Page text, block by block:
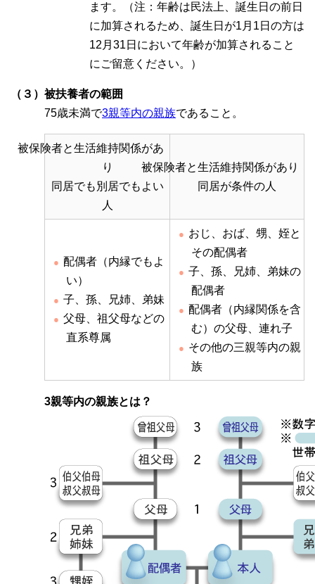
ます。（注：年齢は民法上、誕生日の前日
に加算されるため、誕生日が1月1日の方は
12月31日において年齢が加算されること
にご留意ください。）
（３）被扶養者の範囲
75歳未満で3親等内の親族であること。
被保険者と生活維持関係があ
り
同居でも別居でもよい
人
被保険者と生活維持関係があり
同居が条件の人
配偶者（内縁でもよ
い）
子、孫、兄姉、弟妹
父母、祖父母などの
直系尊属
おじ、おば、甥、姪と
その配偶者
子、孫、兄姉、弟妹の
配偶者
配偶者（内縁関係を含
む）の父母、連れ子
その他の三親等内の親
族
3親等内の親族とは？